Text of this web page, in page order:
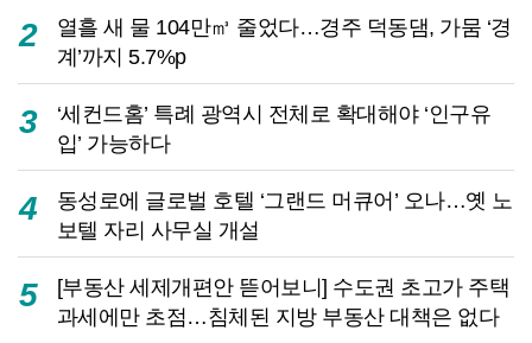
2
열흘 새 물 104만㎥ 줄었다…경주 덕동댐, 가뭄 ‘경
계’까지 5.7%p
3
‘세컨드홈’ 특례 광역시 전체로 확대해야 ‘인구유
입’ 가능하다
4
동성로에 글로벌 호텔 ‘그랜드 머큐어’ 오나…옛 노
보텔 자리 사무실 개설
5
[부동산 세제개편안 뜯어보니] 수도권 초고가 주택
과세에만 초점…침체된 지방 부동산 대책은 없다